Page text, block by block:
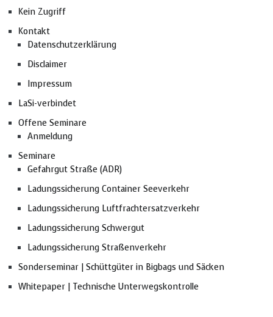
Kein Zugriff
Kontakt
Datenschutzerklärung
Disclaimer
Impressum
LaSi-verbindet
Offene Seminare
Anmeldung
Seminare
Gefahrgut Straße (ADR)
Ladungssicherung Container Seeverkehr
Ladungssicherung Luftfrachtersatzverkehr
Ladungssicherung Schwergut
Ladungssicherung Straßenverkehr
Sonderseminar | Schüttgüter in Bigbags und Säcken
Whitepaper | Technische Unterwegskontrolle